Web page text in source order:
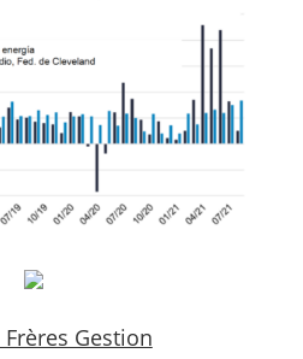
Gestion